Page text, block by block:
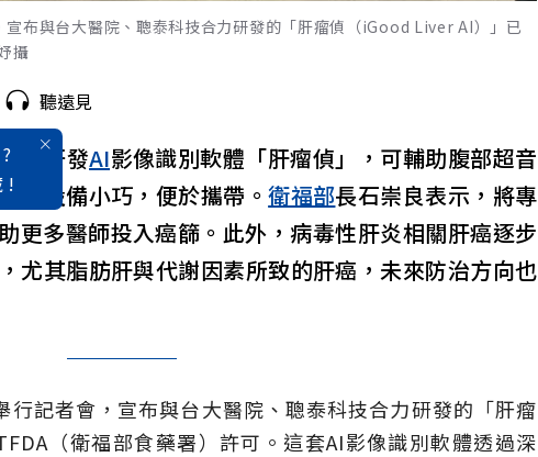
布與台大醫院、聰泰科技合力研發的「肝瘤偵（iGood Liver AI）」已
攝
!
聽遠見
院研發AI影像識別軟體「肝瘤偵」，可輔助腹部超音
，設備小巧，便於攜帶。衛福部長石崇良表示，將專
更多醫師投入癌篩。此外，病毒性肝炎相關肝癌逐步
尤其脂肪肝與代謝因素所致的肝癌，未來防治方向也
行記者會，宣布與台大醫院、聰泰科技合力研發的「肝瘤
（衛福部食藥署）許可。這套AI影像識別軟體透過深